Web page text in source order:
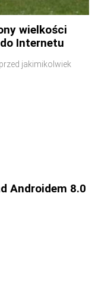
wielkości
Internetu
jakimikolwiek
Androidem 8.0